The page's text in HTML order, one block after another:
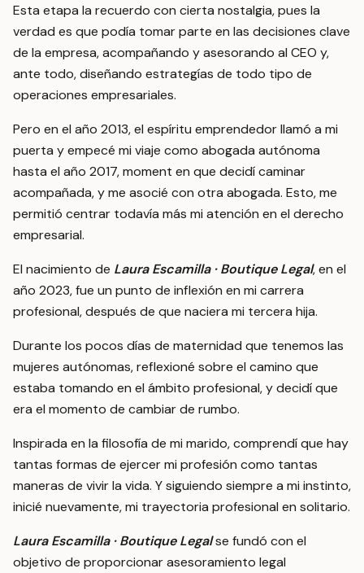
Esta etapa la recuerdo con cierta nostalgia, pues la
verdad es que podía tomar parte en las decisiones clave
de la empresa, acompañando y asesorando al CEO y,
ante todo, diseñando estrategías de todo tipo de
operaciones empresariales.
Pero en el año 2013, el espíritu emprendedor llamó a mi
puerta y empecé mi viaje como abogada autónoma
hasta el año 2017, moment en que decidí caminar
acompañada, y me asocié con otra abogada. Esto, me
permitió centrar todavía más mi atención en el derecho
empresarial.
El nacimiento de Laura Escamilla · Boutique Legal, en el
año 2023, fue un punto de inflexión en mi carrera
profesional, después de que naciera mi tercera hija.
Durante los pocos días de maternidad que tenemos las
mujeres autónomas, reflexioné sobre el camino que
estaba tomando en el ámbito profesional, y decidí que
era el momento de cambiar de rumbo.
Inspirada en la filosofía de mi marido, comprendí que hay
tantas formas de ejercer mi profesión como tantas
maneras de vivir la vida. Y siguiendo siempre a mi instinto,
inicié nuevamente, mi trayectoria profesional en solitario.
Laura Escamilla · Boutique Legalse fundó con el
objetivo de proporcionar asesoramiento legal